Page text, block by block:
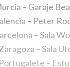
– Garaje
– Peter
– Sala
– Sala
–